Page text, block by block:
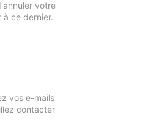
votre
ce dernier.
vos e-mails
contacter